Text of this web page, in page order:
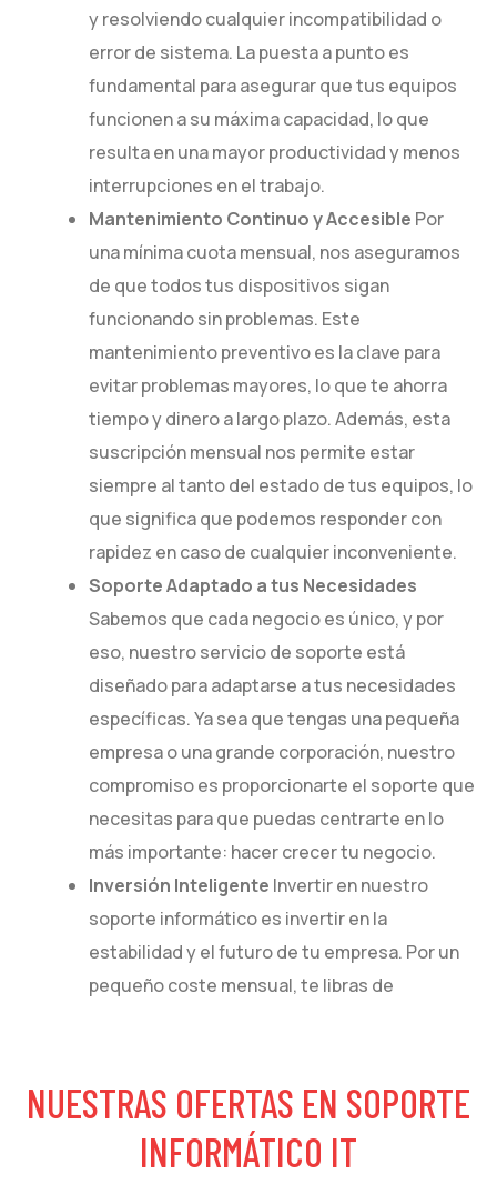
y resolviendo cualquier incompatibilidad o
error de sistema. La puesta a punto es
fundamental para asegurar que tus equipos
funcionen a su máxima capacidad, lo que
resulta en una mayor productividad y menos
interrupciones en el trabajo.
Mantenimiento Continuo y Accesible Por
una mínima cuota mensual, nos aseguramos
de que todos tus dispositivos sigan
funcionando sin problemas. Este
mantenimiento preventivo es la clave para
evitar problemas mayores, lo que te ahorra
tiempo y dinero a largo plazo. Además, esta
suscripción mensual nos permite estar
siempre al tanto del estado de tus equipos, lo
que significa que podemos responder con
rapidez en caso de cualquier inconveniente.
Soporte Adaptado a tus Necesidades
Sabemos que cada negocio es único, y por
eso, nuestro servicio de soporte está
diseñado para adaptarse a tus necesidades
específicas. Ya sea que tengas una pequeña
empresa o una grande corporación, nuestro
compromiso es proporcionarte el soporte que
necesitas para que puedas centrarte en lo
más importante: hacer crecer tu negocio.
Inversión Inteligente Invertir en nuestro
soporte informático es invertir en la
estabilidad y el futuro de tu empresa. Por un
pequeño coste mensual, te libras de
competitiva en el mercado.
NUESTRAS OFERTAS EN SOPORTE
INFORMÁTICO IT